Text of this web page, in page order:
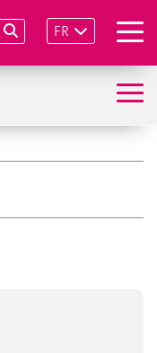
FR